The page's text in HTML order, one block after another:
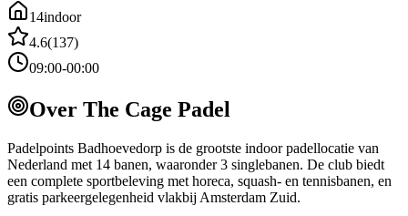
14indoor
4.6(137)
09:00-00:00
Over The Cage Padel
Padelpoints Badhoevedorp is de grootste indoor padellocatie van
Nederland met 14 banen, waaronder 3 singlebanen. De club biedt
een complete sportbeleving met horeca, squash- en tennisbanen, en
gratis parkeergelegenheid vlakbij Amsterdam Zuid.